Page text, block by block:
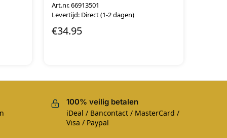
Art.nr. 66913501
Levertijd: Direct (1-2 dagen)
€34.95
100% veilig betalen
iDeal / Bancontact / MasterCard /
Visa / Paypal